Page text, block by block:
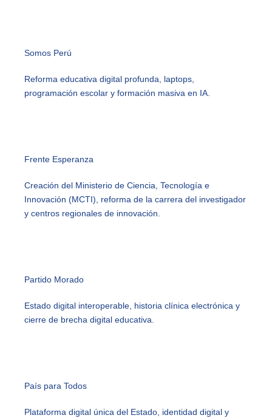
Somos Perú
Reforma educativa digital profunda, laptops,
programación escolar y formación masiva en IA.
Frente Esperanza
Creación del Ministerio de Ciencia, Tecnología e
Innovación (MCTI), reforma de la carrera del investigador
y centros regionales de innovación.
Partido Morado
Estado digital interoperable, historia clínica electrónica y
cierre de brecha digital educativa.
País para Todos
Plataforma digital única del Estado, identidad digital y